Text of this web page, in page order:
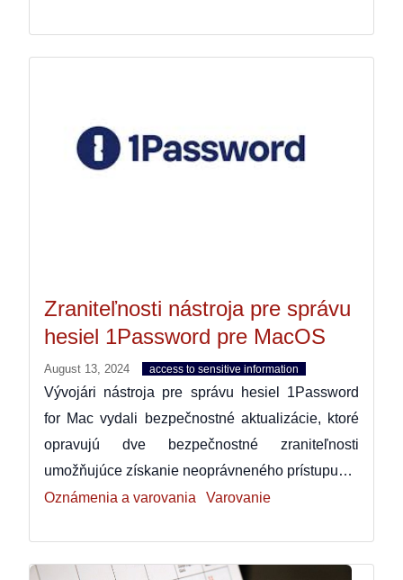
Zraniteľnosti nástroja pre správu
hesiel 1Password pre MacOS
August 13, 2024 access to sensitive information
Vývojári nástroja pre správu hesiel 1Password
for Mac vydali bezpečnostné aktualizácie, ktoré
opravujú dve bezpečnostné zraniteľnosti
umožňujúce získanie neoprávneného prístupu…
Oznámenia a varovania
Varovanie